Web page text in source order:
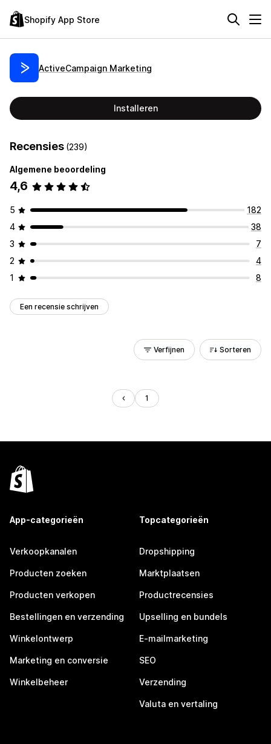
Shopify App Store
ActiveCampaign Marketing
Installeren
Recensies (239)
Algemene beoordeling
4,6
5
182
4
38
3
7
2
4
1
8
Een recensie schrijven
Verfijnen Sorteren
1
App-categorieën
Verkoopkanalen
Producten zoeken
Producten verkopen
Bestellingen en verzending
Winkelontwerp
Marketing en conversie
Winkelbeheer
Topcategorieën
Dropshipping
Marktplaatsen
Productrecensies
Upselling en bundels
E-mailmarketing
SEO
Verzending
Valuta en vertaling